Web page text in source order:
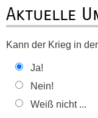
Aktuelle
Kann der Krieg in
Ja!
Nein!
Weiß nicht ...